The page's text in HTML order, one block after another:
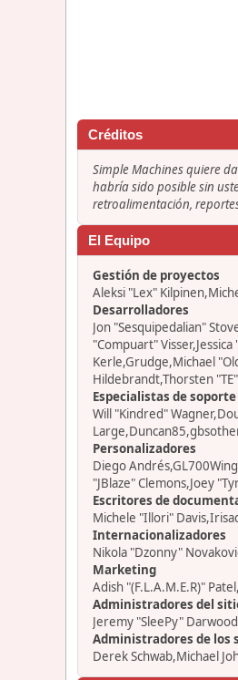
Créditos
Simple Machines quiere
habría sido posible sin
retroalimentación,
El Equipo
Gestión de proyectos
Aleksi "Lex"
Desarrolladores
Jon "Sesquipedalian"
"Compuart"
Kerle,Grudge,Michael
Hildebrandt,Thorsten
Especialistas de soporte
Will "Kindred"
Personalizadores
Diego
"JBlaze" Clemons,Joey
Escritores de
Michele "Illori"
Internacionalizadores
Nikola "Dzonny"
Marketing
Adish "(F.L.A.M.E.R)"
Administradores del
Jeremy "SleePy"
Administradores de los
Derek Schwab,Michael